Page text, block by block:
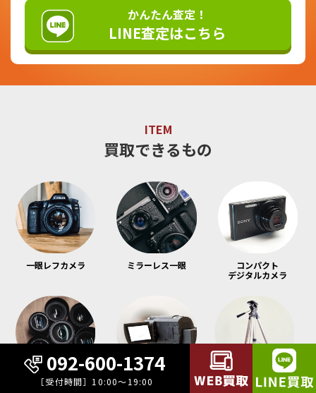
かんたん査定！
LINE査定はこちら
ITEM
買取できるもの
一眼レフカメラ ミラーレス一眼
コンパクト
デジタルカメラ
レンズ ビデオカメラ 三脚
092-600-1374
［受付時間］10:00～19:00